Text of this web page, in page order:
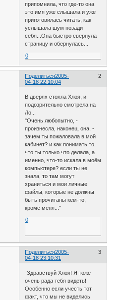
припомнила, что где-то она
это имя уже слышала и уже
приготовилась читать, как
услышала шум позади
себя...Она быстро свернула
страницу и обернулась...
0
Поделиться 2
2005-
04-18 22:10:04
В дверях стояла Хлоя, и
подозрительно смотрела на
Ло...
"Очень любопытно, -
произнесла, наконец, она, -
зачем ты пожаловала в мой
кабинет? и как понимать то,
что ты только что делала, а
именно, что-то искала в моём
компьютере? если ты не
знала, то там могут
храниться и мои личные
файлы, которые не должны
быть прочитаны кем-то,
кроме меня..."
0
Поделиться 3
2005-
04-18 23:10:31
-Здравствуй Хлоя! Я тоже
очень рада тебя видеть!
Особенно если учесть тот
факт, что мы не виделись